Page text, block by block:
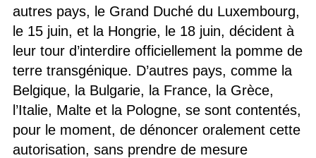
autres pays, le Grand Duché du Luxembourg,
le 15 juin, et la Hongrie, le 18 juin, décident à
leur tour d’interdire officiellement la pomme de
terre transgénique. D’autres pays, comme la
Belgique, la Bulgarie, la France, la Grèce,
l’Italie, Malte et la Pologne, se sont contentés,
pour le moment, de dénoncer oralement cette
autorisation, sans prendre de mesure